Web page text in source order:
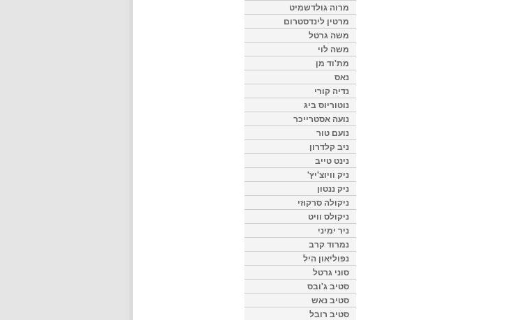
מרוה גולדשמיט
מרטין לינדסטרום
משה גרטל
משה לוי
מת'וד מן
נאס
נדיה קורי
נוטוריוס ביג
נועה אסטרייכר
נועם טור
ניב קלדרון
נינט טייב
ניק וויוצ'יץ'
ניק ננטון
ניקולה סרקוזי
ניקולס וויט
ניר ימיני
נמרוד קרב
נפוליאון היל
סוני גרטל
סטיב ג'ובס
סטיב נאש
סטיב רובל